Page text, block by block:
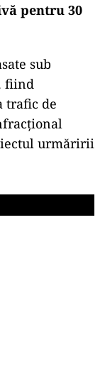
pentru 30
sub
fiind
trafic de
urmăririi